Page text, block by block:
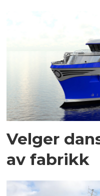
Velger
av fabrikk